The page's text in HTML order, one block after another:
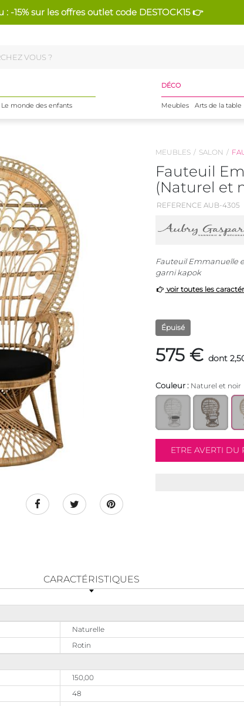
: -15% sur les offres outlet code DESTOCK15 👉
Le monde des enfants
DÉCO
Meubles Arts de la table
MEUBLES SALON
Fauteuil
(Naturel et
REFERENCE AUB-4305
Fauteuil Emmanuelle
garni kapok
voir toutes les
Épuisé
575 € dont
Couleur : Naturel et noir
CARACTÉRISTIQUES
Naturelle
Rotin
150,00
48